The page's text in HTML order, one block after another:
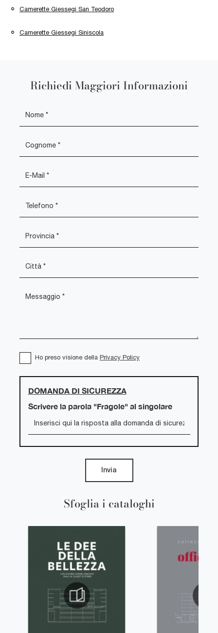
Camerette Giessegi San Teodoro
Camerette Giessegi Siniscola
Sfoglia i cataloghi
Richiedi Maggiori Informazioni
Ho preso visione della Privacy Policy
DOMANDA DI SICUREZZA
Scrivere la parola "Fragole" al singolare
Invia